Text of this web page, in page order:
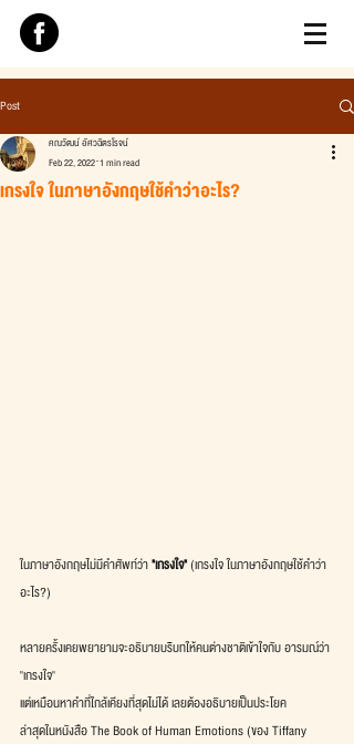
Post
เกรงใจ ในภาษาอังกฤษใช้คำว่าอะไร?
คณวัฒน์ อัศวฉัตรโรจน์
Feb 22, 2022 1 min read
ในภาษาอังกฤษไม่มีคำศัพท์ว่า "เกรงใจ" (เกรงใจ ในภาษาอังกฤษใช้คำว่า
อะไร?)
หลายครั้งเคยพยายามจะอธิบายบริบทให้คนต่างชาติเข้าใจกับ อารมณ์ว่า
"เกรงใจ"
แต่เหมือนหาคำที่ใกล้เคียงที่สุดไม่ได้ เลยต้องอธิบายเป็นประโยค
ล่าสุดในหนังสือ The Book of Human Emotions (ของ Tiffany